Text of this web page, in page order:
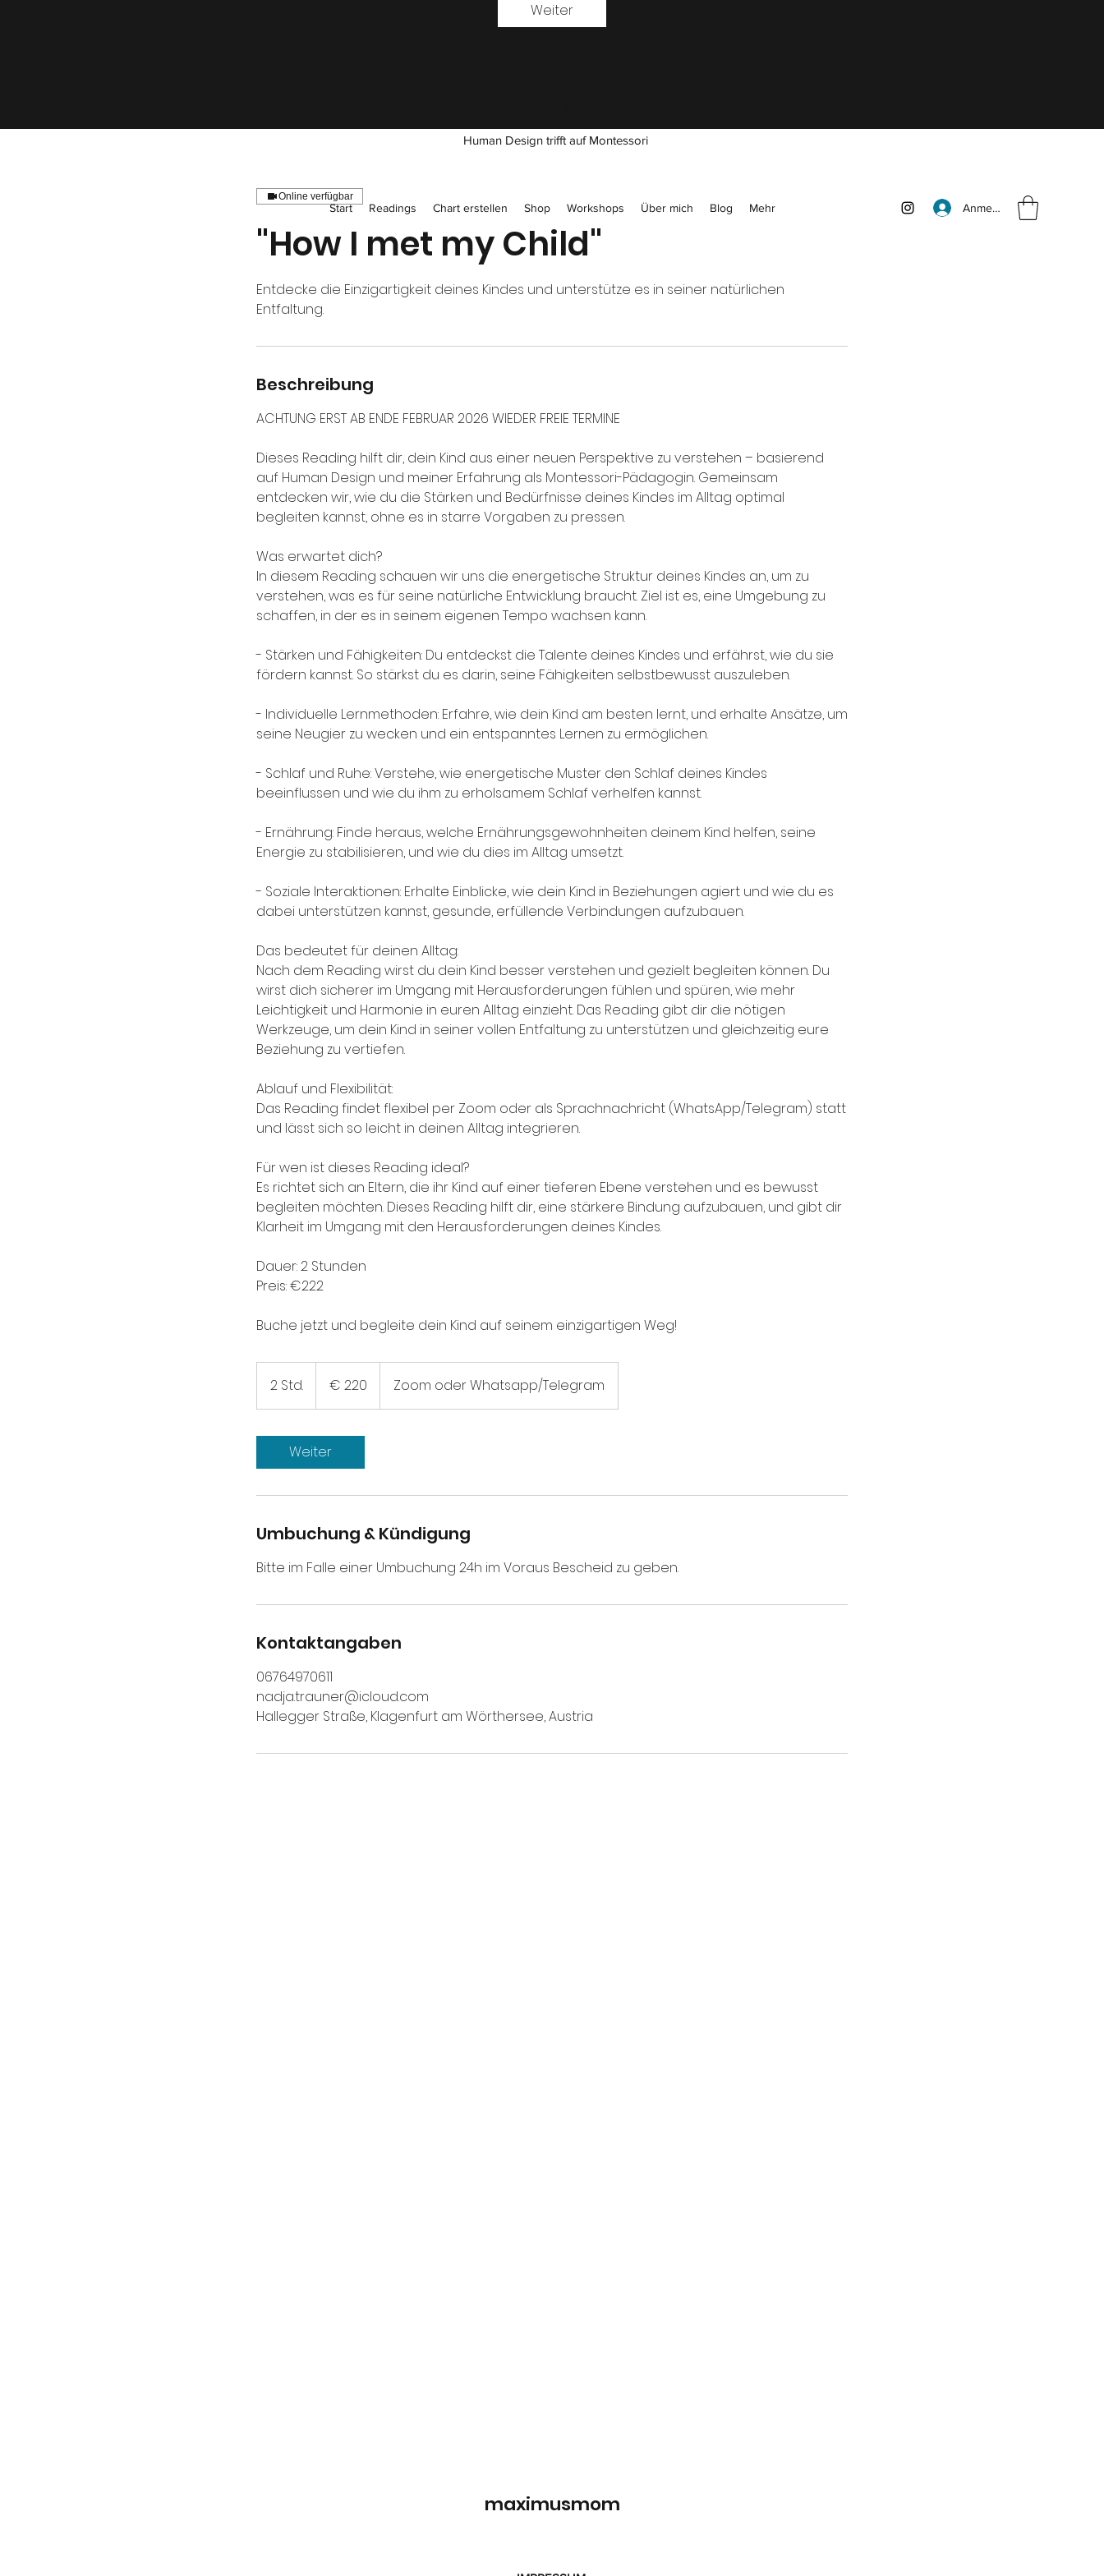
Human Design trifft auf Montessori
Start Readings Chart erstellen Shop Workshops Über mich Blog Mehr Anmelden
Weiter
Online verfügbar
"How I met my Child"
Entdecke die Einzigartigkeit deines Kindes und unterstütze es in seiner natürlichen
Entfaltung.
Beschreibung
ACHTUNG ERST AB ENDE FEBRUAR 2026 WIEDER FREIE TERMINE
Dieses Reading hilft dir, dein Kind aus einer neuen Perspektive zu verstehen – basierend
auf Human Design und meiner Erfahrung als Montessori-Pädagogin. Gemeinsam
entdecken wir, wie du die Stärken und Bedürfnisse deines Kindes im Alltag optimal
begleiten kannst, ohne es in starre Vorgaben zu pressen.
Was erwartet dich?
In diesem Reading schauen wir uns die energetische Struktur deines Kindes an, um zu
verstehen, was es für seine natürliche Entwicklung braucht. Ziel ist es, eine Umgebung zu
schaffen, in der es in seinem eigenen Tempo wachsen kann.
- Stärken und Fähigkeiten: Du entdeckst die Talente deines Kindes und erfährst, wie du sie
fördern kannst. So stärkst du es darin, seine Fähigkeiten selbstbewusst auszuleben.
- Individuelle Lernmethoden: Erfahre, wie dein Kind am besten lernt, und erhalte Ansätze, um
seine Neugier zu wecken und ein entspanntes Lernen zu ermöglichen.
- Schlaf und Ruhe: Verstehe, wie energetische Muster den Schlaf deines Kindes
beeinflussen und wie du ihm zu erholsamem Schlaf verhelfen kannst.
- Ernährung: Finde heraus, welche Ernährungsgewohnheiten deinem Kind helfen, seine
Energie zu stabilisieren, und wie du dies im Alltag umsetzt.
- Soziale Interaktionen: Erhalte Einblicke, wie dein Kind in Beziehungen agiert und wie du es
dabei unterstützen kannst, gesunde, erfüllende Verbindungen aufzubauen.
Das bedeutet für deinen Alltag:
Nach dem Reading wirst du dein Kind besser verstehen und gezielt begleiten können. Du
wirst dich sicherer im Umgang mit Herausforderungen fühlen und spüren, wie mehr
Leichtigkeit und Harmonie in euren Alltag einzieht. Das Reading gibt dir die nötigen
Werkzeuge, um dein Kind in seiner vollen Entfaltung zu unterstützen und gleichzeitig eure
Beziehung zu vertiefen.
Ablauf und Flexibilität:
Das Reading findet flexibel per Zoom oder als Sprachnachricht (WhatsApp/Telegram) statt
und lässt sich so leicht in deinen Alltag integrieren.
Für wen ist dieses Reading ideal?
Es richtet sich an Eltern, die ihr Kind auf einer tieferen Ebene verstehen und es bewusst
begleiten möchten. Dieses Reading hilft dir, eine stärkere Bindung aufzubauen, und gibt dir
Klarheit im Umgang mit den Herausforderungen deines Kindes.
Dauer: 2 Stunden
Preis: €222
Buche jetzt und begleite dein Kind auf seinem einzigartigen Weg!
2 Std.
S
d
.
€ 220 Zoom oder Whatsapp/Telegram
Weiter
Umbuchung & Kündigung
Bitte im Falle einer Umbuchung 24h im Voraus Bescheid zu geben.
Kontaktangaben
06764970611
nadja.trauner@icloud.com
Hallegger Straße, Klagenfurt am Wörthersee, Austria
maximusmom